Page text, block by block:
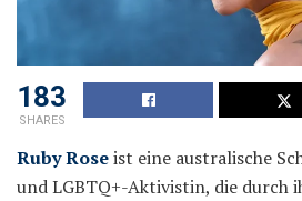
183
SHARES
Ruby Roseist eine australische
und LGBTQ+-Aktivistin, die durch